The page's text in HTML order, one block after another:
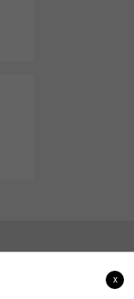
x